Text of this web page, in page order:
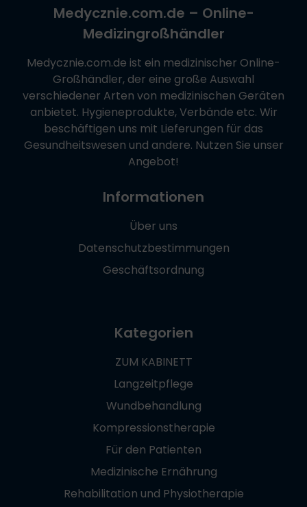
Medycznie.com.de – Online-
Medizingroßhändler
Medycznie.com.de ist ein medizinischer Online-
Großhändler, der eine große Auswahl
verschiedener Arten von medizinischen Geräten
anbietet. Hygieneprodukte, Verbände etc. Wir
beschäftigen uns mit Lieferungen für das
Gesundheitswesen und andere. Nutzen Sie unser
Angebot!
Informationen
Über uns
Datenschutzbestimmungen
Geschäftsordnung
Kategorien
ZUM KABINETT
Langzeitpflege
Wundbehandlung
Kompressionstherapie
Für den Patienten
Medizinische Ernährung
Rehabilitation und Physiotherapie